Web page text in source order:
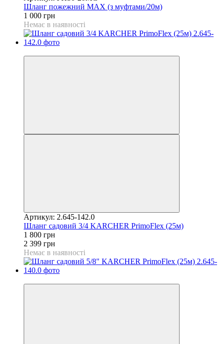
Шланг пожежний MAX (з муфтами/20м)
1 000 грн
Немає в наявності
Артикул: 2.645-142.0
Шланг садовий 3/4 KARCHER PrimoFlex (25м)
1 800 грн
2 399 грн
Немає в наявності